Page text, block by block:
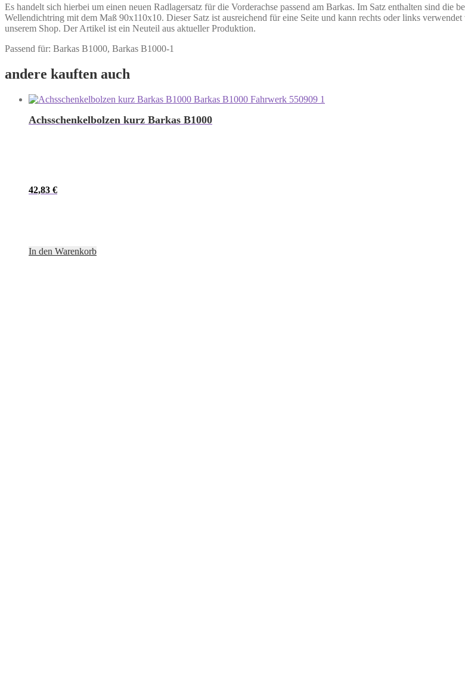
Es handelt sich hierbei um einen neuen Radlagersatz für die Vorderachse passend am Barkas. Im Satz enthalten sind
Wellendichtring mit dem Maß 90x110x10. Dieser Satz ist ausreichend für eine Seite und kann rechts oder links
unserem Shop. Der Artikel ist ein Neuteil aus aktueller Produktion.
Passend für: Barkas B1000, Barkas B1000-1
andere kauften auch
Achsschenkelbolzen kurz Barkas B1000
42,83 €
In den Warenkorb